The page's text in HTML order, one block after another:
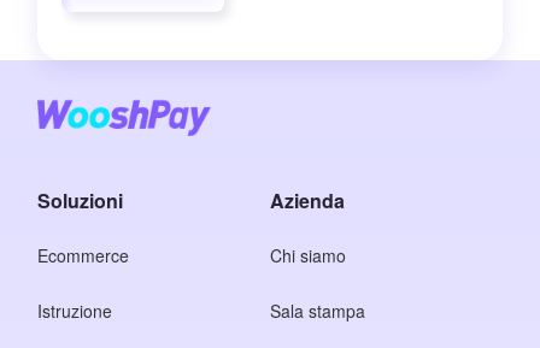
Soluzioni
Ecommerce
Istruzione
Azienda
Chi siamo
Sala stampa